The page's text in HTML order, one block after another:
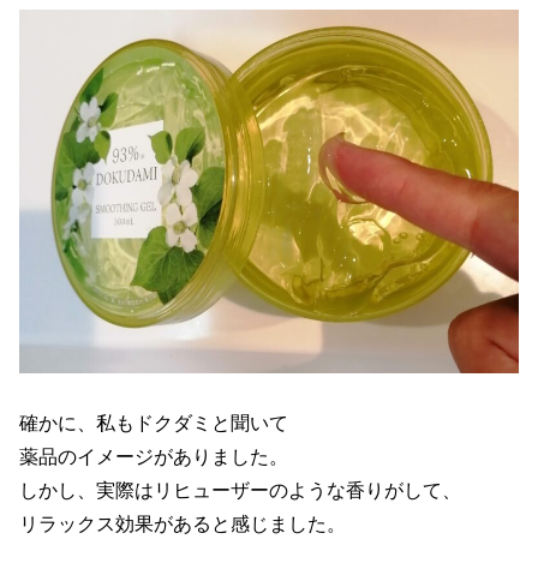
確かに、私もドクダミと聞いて
薬品のイメージがありました。
しかし、実際はリヒューザーのような香りがして、
リラックス効果があると感じました。